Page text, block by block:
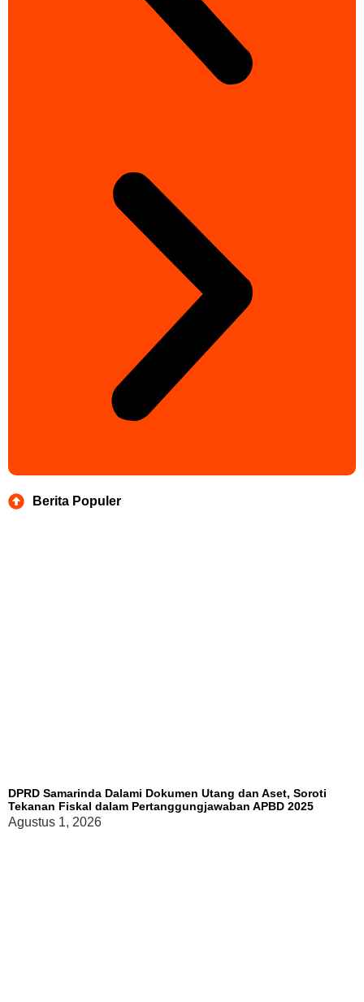
Berita Populer
DPRD Samarinda Dalami Dokumen Utang dan Aset, Soroti
Tekanan Fiskal dalam Pertanggungjawaban APBD 2025
Agustus 1, 2026